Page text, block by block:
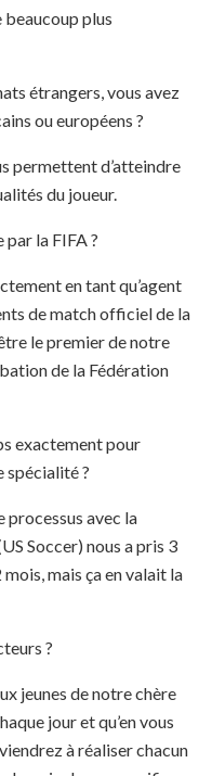
plus
étrangers, vous avez
ou européens ?
permettent d’atteindre
du joueur.
la FIFA ?
en tant qu’agent
de match officiel de la
le premier de notre
de la Fédération
exactement pour
spécialité ?
processus avec la
Soccer) nous a pris 3
mais ça en valait la
?
jeunes de notre chère
jour et qu’en vous
à réaliser chacun